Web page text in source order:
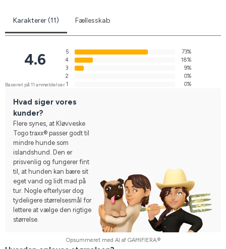
Karakterer (11) Fællesskab
4.6
Baseret på 11 anmeldelser
5
73%
4
18%
3
9%
2
0%
1
0%
Hvad siger vores
kunder?
Flere synes, at Kløvveske
Togo traxx® passer godt til
mindre hunde som
islandshund. Den er
prisvenlig og fungerer fint
til, at hunden kan bære sit
eget vand og lidt mad på
tur. Nogle efterlyser dog
tydeligere størrelsesmål for
lettere at vælge den rigtige
størrelse.
Opsummeret med AI af GAMIFIERA.®